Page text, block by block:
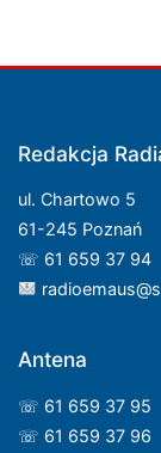
Redakcja
ul. Chartowo 5
61-245 Poznań
☏ 61 659 37 94
Antena
☏ 61 659 37 95
☏ 61 659 37 96